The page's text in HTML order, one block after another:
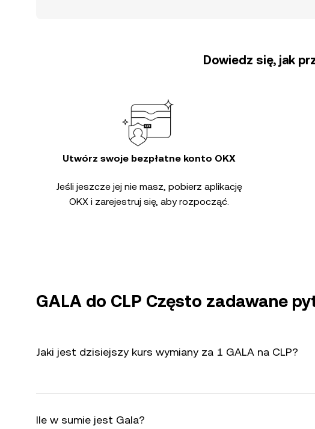
Dowiedz się, jak
Utwórz swoje bezpłatne konto OKX
Jeśli jeszcze jej nie masz, pobierz aplikację
OKX i zarejestruj się, aby rozpocząć.
GALA do CLP Często zadawane
Jaki jest dzisiejszy kurs wymiany za 1 GALA na CLP?
Ile w sumie jest Gala?